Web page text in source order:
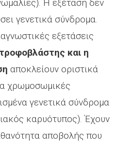
Η εξέταση δεν
γενετικά σύνδρομα.
εξετάσεις
και η
αποκλείουν οριστικά
χρωμοσωμικές
γενετικά σύνδρομα
καρυότυπος). Έχουν
αποβολής που